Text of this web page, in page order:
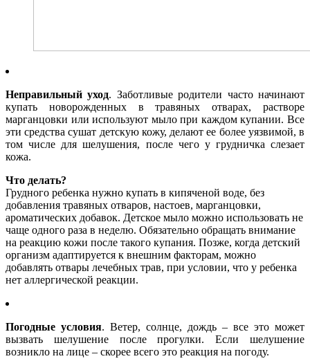
Неправильный уход. Заботливые родители часто начинают
купать новорожденных в травяных отварах, растворе
марганцовки или используют мыло при каждом купании. Все
эти средства сушат детскую кожу, делают ее более уязвимой, в
том числе для шелушения, после чего у грудничка слезает
кожа.
Что делать?
Грудного ребенка нужно купать в кипяченой воде, без
добавления травяных отваров, настоев, марганцовки,
ароматических добавок. Детское мыло можно использовать не
чаще одного раза в неделю. Обязательно обращать внимание
на реакцию кожи после такого купания. Позже, когда детский
организм адаптируется к внешним факторам, можно
добавлять отвары лечебных трав, при условии, что у ребенка
нет аллергической реакции.
Погодные условия. Ветер, солнце, дождь – все это может
вызвать шелушение после прогулки. Если шелушение
возникло на лице – скорее всего это реакция на погоду.